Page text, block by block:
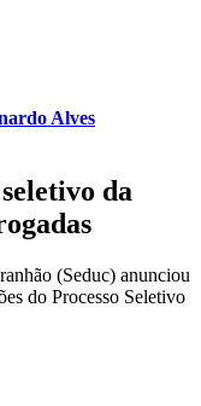
Alves
da
(Seduc) anunciou
do Processo Seletivo